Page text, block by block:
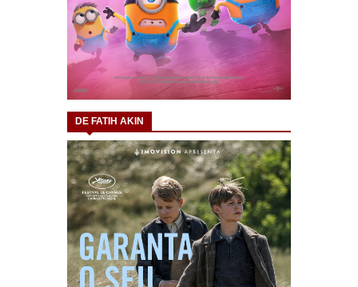
DE FATIH AKIN